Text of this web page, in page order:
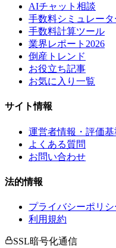
AIチャット相談
手数料シミュレータ
手数料計算ツール
業界レポート2026
倒産トレンド
お役立ち記事
お気に入り一覧
サイト情報
運営者情報・評価基
よくある質問
お問い合わせ
法的情報
プライバシーポリシ
利用規約
SSL暗号化通信